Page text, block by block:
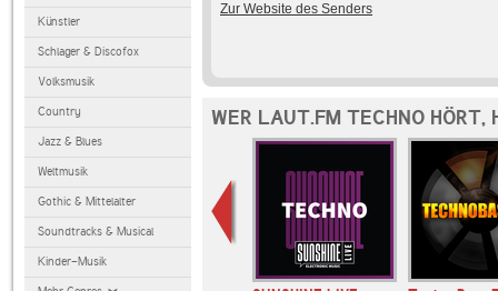
Künstler
Schlager & Discofox
Volksmusik
Country
Jazz & Blues
Weltmusik
Gothic & Mittelalter
Soundtracks & Musical
Kinder-Musik
Zur Website des Senders
WER LAUT.FM TECHNO HÖRT,